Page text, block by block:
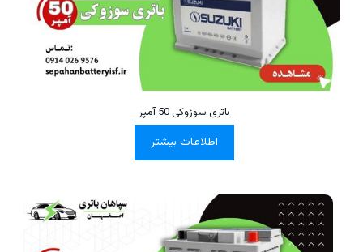
باتری سوزوکی 50 آمپر
اطلاعات بیشتر